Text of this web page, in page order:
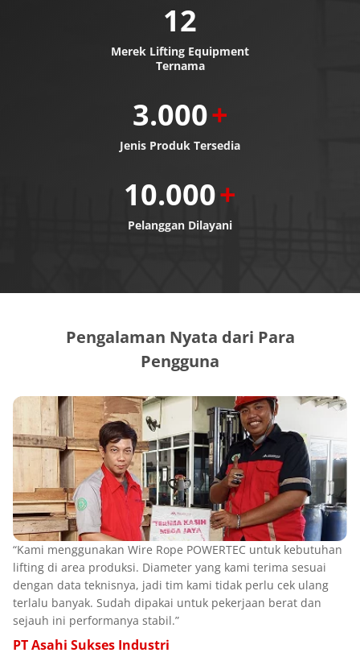
12
Merek Lifting Equipment
Ternama
3.000+
Jenis Produk Tersedia
10.000+
Pelanggan Dilayani
Pengalaman Nyata dari Para
Pengguna
“Kami menggunakan Wire Rope POWERTEC untuk kebutuhan
lifting di area produksi. Diameter yang kami terima sesuai
dengan data teknisnya, jadi tim kami tidak perlu cek ulang
terlalu banyak. Sudah dipakai untuk pekerjaan berat dan
sejauh ini performanya stabil.”
PT Asahi Sukses Industri